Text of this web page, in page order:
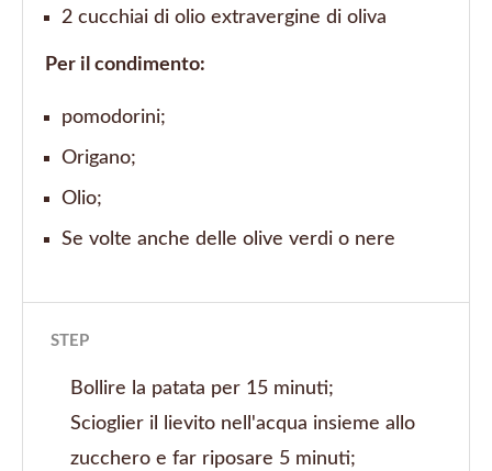
2 cucchiai di olio extravergine di oliva
Per il condimento:
pomodorini;
Origano;
Olio;
Se volte anche delle olive verdi o nere
STEP
Bollire la patata per 15 minuti;
Scioglier il lievito nell'acqua insieme allo
zucchero e far riposare 5 minuti;